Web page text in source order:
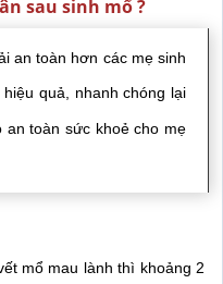
sau sinh mổ ?
an toàn hơn các mẹ sinh
quả, nhanh chóng lại
an toàn sức khoẻ cho mẹ
mổ mau lành thì khoảng 2